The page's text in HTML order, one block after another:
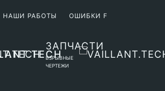
НАШИ РАБОТЫ ОШИБКИ F
ЗАПЧАСТИ
ВЗРЫВНЫЕ
ЧЕРТЕЖИ